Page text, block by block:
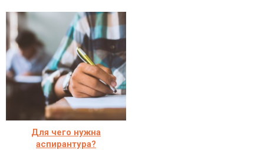
Для чего нужна
аспирантура?